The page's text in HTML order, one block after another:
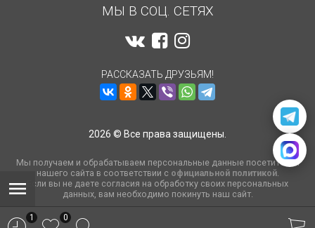
МЫ В СОЦ. СЕТЯХ
РАССКАЗАТЬ ДРУЗЬЯМ!
2026 © Все права защищены.
Мы получаем и обрабатываем персональные данные посетителей
нашего сайта в соответствии с официальной политикой.
Если вы не даете согласия на обработку своих персональных
данных, вам необходимо покинуть наш сайт.
1 0